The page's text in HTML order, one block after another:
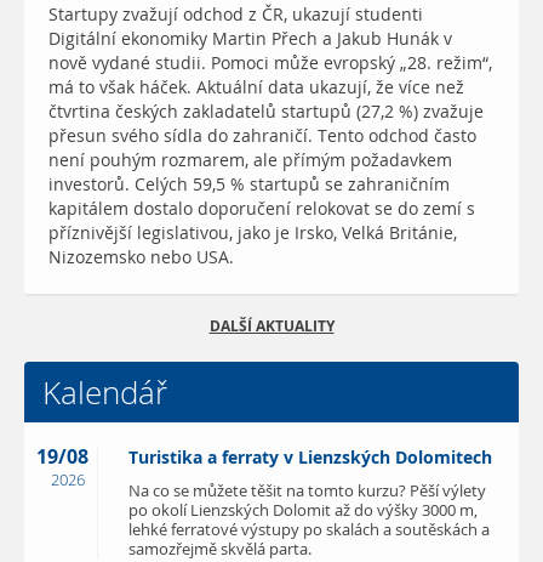
Startupy zvažují odchod z ČR, ukazují studenti
Digitální ekonomiky Martin Přech a Jakub Hunák v
nově vydané studii. Pomoci může evropský „28. režim“,
má to však háček. Aktuální data ukazují, že více než
čtvrtina českých zakladatelů startupů (27,2 %) zvažuje
přesun svého sídla do zahraničí. Tento odchod často
není pouhým rozmarem, ale přímým požadavkem
investorů. Celých 59,5 % startupů se zahraničním
kapitálem dostalo doporučení relokovat se do zemí s
příznivější legislativou, jako je Irsko, Velká Británie,
Nizozemsko nebo USA.
DALŠÍ AKTUALITY
Kalendář
19/08
2026
Turistika a ferraty v Lienzských Dolomitech
Na co se můžete těšit na tomto kurzu? Pěší výlety
po okolí Lienzských Dolomit až do výšky 3000 m,
lehké ferratové výstupy po skalách a soutěskách a
samozřejmě skvělá parta.